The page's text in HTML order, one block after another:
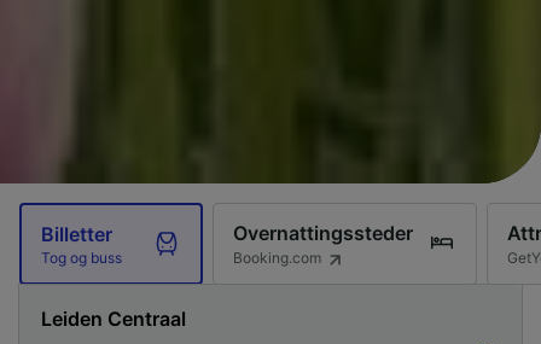
Billetter
Tog og buss
Overnattingssteder
Booking.com